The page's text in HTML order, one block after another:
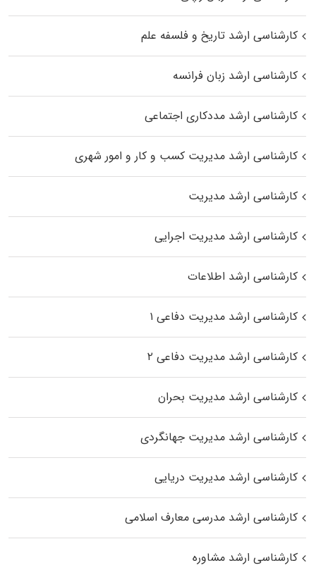
کارشناسی ارشد تاریخ و فلسفه علم
کارشناسی ارشد زبان فرانسه
کارشناسی ارشد مددکاری اجتماعی
کارشناسی ارشد مدیریت کسب و کار و امور شهری
کارشناسی ارشد مدیریت
کارشناسی ارشد مدیریت اجرایی
کارشناسی ارشد اطلاعات
کارشناسی ارشد مدیریت دفاعی ۱
کارشناسی ارشد مدیریت دفاعی ۲
کارشناسی ارشد مدیریت بحران
کارشناسی ارشد مدیریت جهانگردی
کارشناسی ارشد مدیریت دریایی
کارشناسی ارشد مدرسی معارف اسلامی
کارشناسی ارشد مشاوره